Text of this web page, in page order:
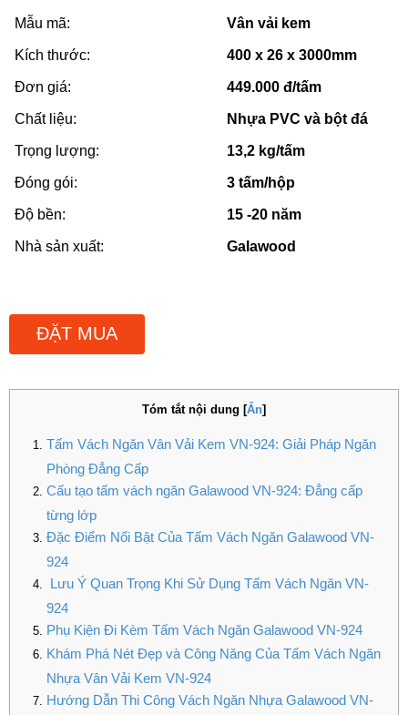
Mẫu mã: Vân vải kem
Kích thước: 400 x 26 x 3000mm
Đơn giá: 449.000 đ/tấm
Chất liệu: Nhựa PVC và bột đá
Trọng lượng: 13,2 kg/tấm
Đóng gói: 3 tấm/hộp
Độ bền: 15 -20 năm
Nhà sản xuất: Galawood
ĐẶT MUA
Tóm tắt nội dung [Ẩn]
Tấm Vách Ngăn Vân Vải Kem VN-924: Giải Pháp Ngăn
Phòng Đẳng Cấp
Cấu tạo tấm vách ngăn Galawood VN-924: Đẳng cấp
từng lớp
Đặc Điểm Nổi Bật Của Tấm Vách Ngăn Galawood VN-
924
Lưu Ý Quan Trọng Khi Sử Dụng Tấm Vách Ngăn VN-
924
Phụ Kiện Đi Kèm Tấm Vách Ngăn Galawood VN-924
Khám Phá Nét Đẹp và Công Năng Của Tấm Vách Ngăn
Nhựa Vân Vải Kem VN-924
Hướng Dẫn Thi Công Vách Ngăn Nhựa Galawood VN-